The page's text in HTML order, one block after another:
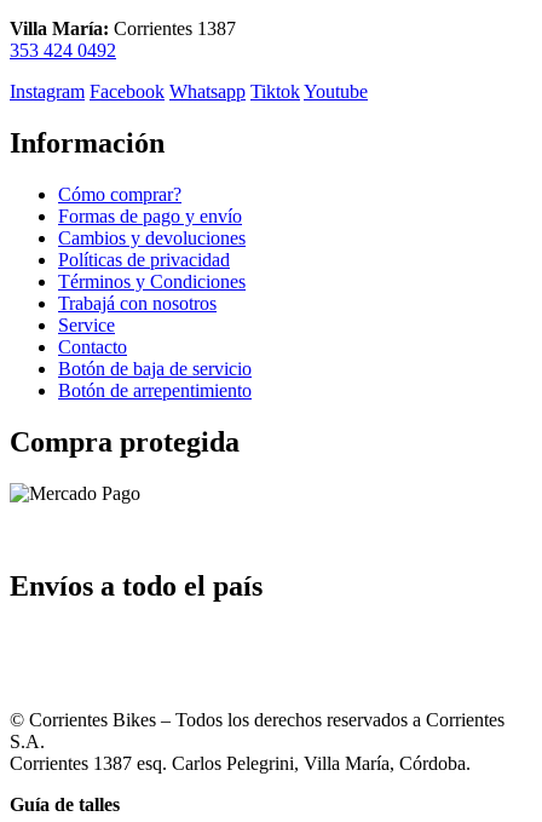
Villa María: Corrientes 1387
353 424 0492
Instagram Facebook Whatsapp TiktokYoutube
Información
Cómo comprar?
Formas de pago y envío
Cambios y devoluciones
Políticas de privacidad
Términos y Condiciones
Trabajá con nosotros
Service
Contacto
Botón de baja de servicio
Botón de arrepentimiento
Compra protegida
Envíos a todo el país
© Corrientes Bikes – Todos los derechos reservados a Corrientes
S.A.
Corrientes 1387 esq. Carlos Pelegrini, Villa María, Córdoba.
Guía de talles